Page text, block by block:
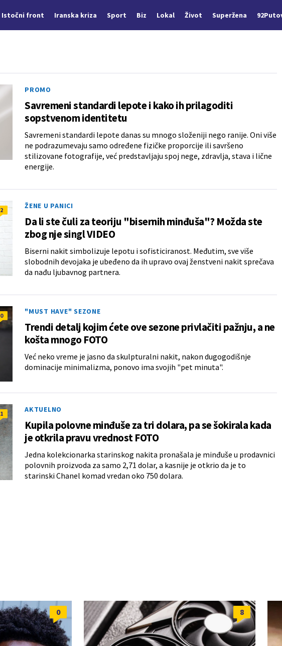
Istočni front Iranska kriza Sport Biz Lokal Život Superžena
PROMO
Savremeni standardi lepote i kako ih prilagoditi
sopstvenom identitetu
Savremeni standardi lepote danas su mnogo složeniji nego ranije. Oni više
ne podrazumevaju samo određene fizičke proporcije ili savršeno
stilizovane fotografije, već predstavljaju spoj nege, zdravlja, stava i lične
energije.
2 ŽENE U PANICI
Da li ste čuli za teoriju "bisernih minđuša"? Možda ste
zbog nje singl VIDEO
Biserni nakit simbolizuje lepotu i sofisticiranost. Međutim, sve više
slobodnih devojaka je ubeđeno da ih upravo ovaj ženstveni nakit sprečava
da nađu ljubavnog partnera.
0 "MUST HAVE" SEZONE
Trendi detalj kojim ćete ove sezone privlačiti pažnju, a ne
košta mnogo FOTO
Već neko vreme je jasno da skulpturalni nakit, nakon dugogodišnje
dominacije minimalizma, ponovo ima svojih "pet minuta".
1 AKTUELNO
Kupila polovne minđuše za tri dolara, pa se šokirala kada
je otkrila pravu vrednost FOTO
Jedna kolekcionarka starinskog nakita pronašala je minđuše u prodavnici
polovnih proizvoda za samo 2,71 dolar, a kasnije je otkrio da je to
starinski Chanel komad vredan oko 750 dolara.
0 8